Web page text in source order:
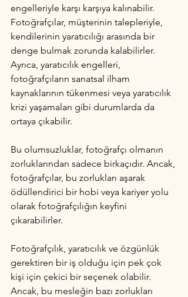
engelleriyle karşı karşıya kalınabilir.
Fotoğrafçılar, müşterinin talepleriyle,
kendilerinin yaratıcılığı arasında bir
denge bulmak zorunda kalabilirler.
Ayrıca, yaratıcılık engelleri,
fotoğrafçıların sanatsal ilham
kaynaklarının tükenmesi veya yaratıcılık
krizi yaşamaları gibi durumlarda da
ortaya çıkabilir.
Bu olumsuzluklar, fotoğrafçı olmanın
zorluklarından sadece birkaçıdır. Ancak,
fotoğrafçılar, bu zorlukları aşarak
ödüllendirici bir hobi veya kariyer yolu
olarak fotoğrafçılığın keyfini
çıkarabilirler.
Fotoğrafçılık, yaratıcılık ve özgünlük
gerektiren bir iş olduğu için pek çok
kişi için çekici bir seçenek olabilir.
Ancak, bu mesleğin bazı zorlukları